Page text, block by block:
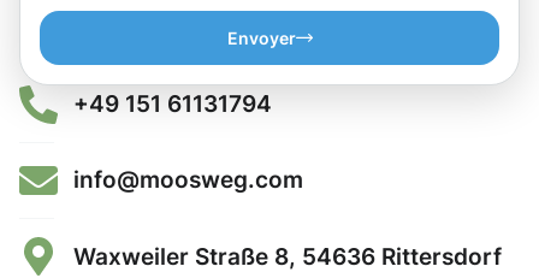
Envoyer
+49 151 61131794
info@moosweg.com
Waxweiler Straße 8, 54636 Rittersdorf